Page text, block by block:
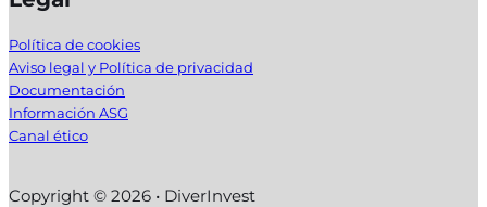
Política de cookies
Aviso legal y Política de privacidad
Documentación
Información ASG
Canal ético
Copyright © 2026 • DiverInvest